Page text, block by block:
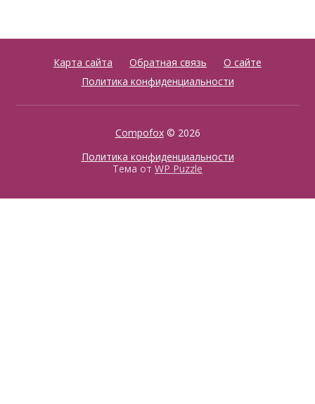
Карта сайта Обратная связь
О сайте
Политика конфиденциальности
Compofox© 2026
Политика конфиденциальности
Тема от WP Puzzle